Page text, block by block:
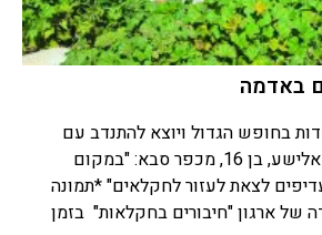
באדמה
בחופש הגדול ויוצא להתנדב עם
"חיבורים בחקלאות" • אלישע, בן 16, מכפר סבא: "במקום
לצאת לעזור לחקלאים" *תמונה
של ארגון "חיבורים בחקלאות" בזמן